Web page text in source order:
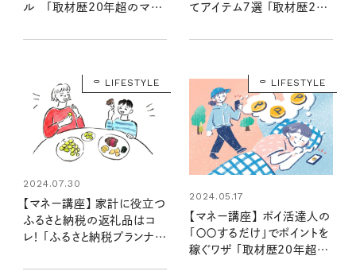
ル 「取材歴20年超のマネ
てアイテム７選 「取材歴20
⑪」
LIFESTYLE
2024.07.30
【マネー講座】 家計に役立つ
ふるさと納税の返礼品はコ
レ！ 「ふるさと納税プランナー
LIFESTYLE
2024.05.17
【マネー講座】 ポイ活達人の
「〇〇するだけ」でポイントを
稼ぐワザ 「取材歴20年超の